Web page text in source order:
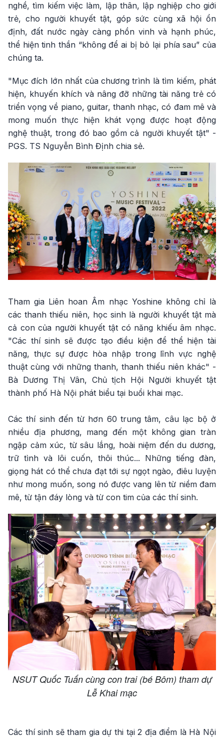
nghề, tìm kiếm việc làm, lập thân, lập nghiệp cho giới
trẻ, cho người khuyết tật, góp sức cùng xã hội ổn
định, đất nước ngày càng phồn vinh và hạnh phúc,
thể hiện tinh thần “không để ai bị bỏ lại phía sau” của
chúng ta.
"Mục đích lớn nhất của chương trình là tìm kiếm, phát
hiện, khuyến khích và nâng đỡ những tài năng trẻ có
triển vọng về piano, guitar, thanh nhạc, có đam mê và
mong muốn thực hiện khát vọng được hoạt động
nghệ thuật, trong đó bao gồm cả người khuyết tật" -
PGS. TS Nguyễn Bình Định chia sẻ.
Tham gia Liên hoan Âm nhạc Yoshine không chỉ là
các thanh thiếu niên, học sinh là người khuyết tật mà
cả con của người khuyết tật có năng khiếu âm nhạc.
"Các thí sinh sẽ được tạo điều kiện để thể hiện tài
năng, thực sự được hòa nhập trong lĩnh vực nghệ
thuật cùng với những thanh, thanh thiếu niên khác" -
Bà Dương Thị Vân, Chủ tịch Hội Người khuyết tật
thành phố Hà Nội phát biểu tại buổi khai mạc.
Các thí sinh đến từ hơn 60 trung tâm, câu lạc bộ ở
nhiều địa phương, mang đến một không gian tràn
ngập cảm xúc, từ sâu lắng, hoài niệm đến du dương,
trữ tình và lôi cuốn, thôi thúc... Những tiếng đàn,
giọng hát có thể chưa đạt tới sự ngọt ngào, điêu luyện
như mong muốn, song nó được vang lên từ niềm đam
mê, từ tận đáy lòng và từ con tim của các thí sinh.
NSUT Quốc Tuấn cùng con trai (bé Bôm) tham dự
Lễ Khai mạc
Các thí sinh sẽ tham gia dự thi tại 2 địa điểm là Hà Nội